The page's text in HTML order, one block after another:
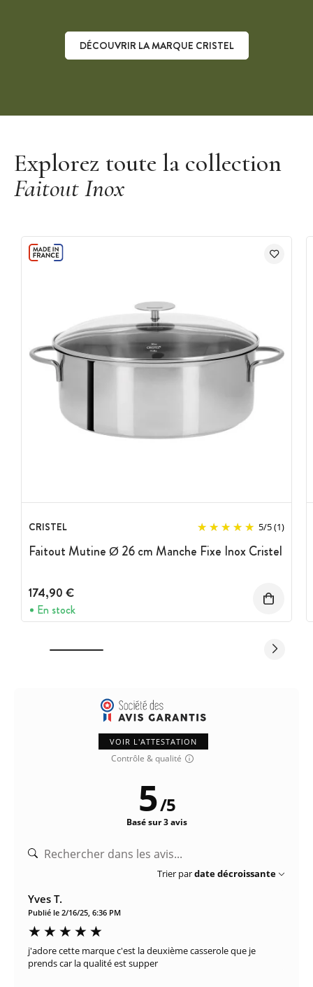
DÉCOUVRIR LA MARQUE CRISTEL
Explorez toute la collection
Faitout Inox
CRISTEL 5/5(1)
Faitout Mutine Ø 26 cm Manche Fixe Inox Cristel
174,90 €
En stock
VOIR L'ATTESTATION
Contrôle & qualité
5/5
Basé sur 3 avis
Trier pardate décroissante
Yves T.
Publié le 2/16/25, 6:36 PM
j'adore cette marque c'est la deuxième casserole que je
prends car la qualité est supper